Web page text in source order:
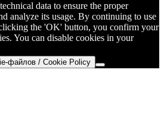
data to ensure the proper
analyze its usage. By continuing to use
the 'OK' button, you confirm your
You can disable cookies in your
файлов / Cookie Policy